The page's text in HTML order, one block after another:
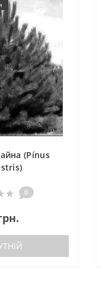
(Pínus
0